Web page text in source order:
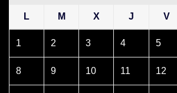
L M X J V
1 2 3 4 5
8 9 10 11 12